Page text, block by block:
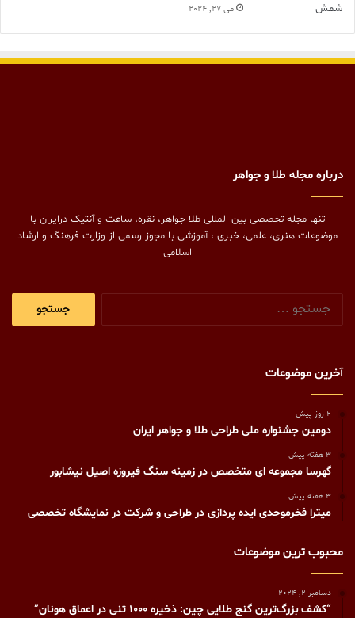
می 27, 2024
درباره مجله طلا و جواهر
تنها مجله تخصصی بین المللی طلا جواهر، نقره، ساعت و آنتیک درایران با
موضوعات هنری، علمی، خبری ، آموزشی با مجوز رسمی از وزارت فرهنگ و ارشاد
اسلامی
آخرین موضوعات
2 روز پیش
دومین جشنواره ملی طراحی طلا و جواهر ایران
3 هفته پیش
گهرسا مجموعه ای متخصص در زمینه سنگ فیروزه اصیل نیشابور
3 هفته پیش
میترا فخرموحدی ایده پردازی در طراحی و شرکت در نمایشگاه تخصصی
محبوب ترین موضوعات
دسامبر 2, 2024
“کشف بزرگ‌ترین گنج طلایی چین: ذخیره ۱۰۰۰ تنی در اعماق هونان”